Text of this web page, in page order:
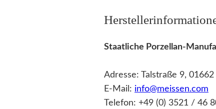
Staatliche Porzellan-
Adresse: Talstraße 9,
E-Mail: info@meissen.com
Telefon: +49 (0) 3521 / 46